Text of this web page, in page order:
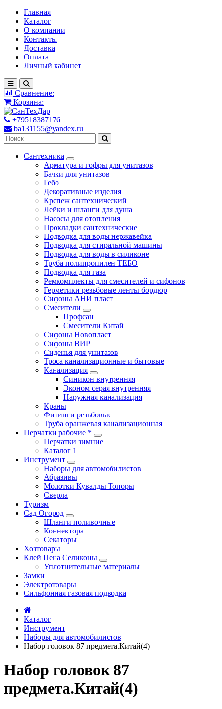
Главная
Каталог
О компании
Контакты
Доставка
Оплата
Личный кабинет
Сравнение:
Корзина:
+79518387176
ba131155@yandex.ru
Сантехника
Арматура и гофры для унитазов
Бачки для унитазов
Гебо
Декоративные изделия
Крепеж сантехнический
Лейки и шланги для душа
Насосы для отопления
Прокладки сантехнические
Подводка для воды нержавейка
Подводка для стиральной машины
Подводка для воды в силиконе
Труба полипропилен ТЕБО
Подводка для газа
Ремкомплекты для смесителей и сифонов
Герметики резьбовые ленты бордюр
Сифоны АНИ пласт
Смесители
Профсан
Смесители Китай
Сифоны Новопласт
Сифоны ВИР
Сиденья для унитазов
Троса канализационные и бытовые
Канализация
Синикон внутренняя
Эконом серая внутренняя
Наружная канализация
Краны
Фитинги резьбовые
Труба оранжевая канализационная
Перчатки рабочие *
Перчатки зимние
Каталог 1
Инструмент
Наборы для автомобилистов
Абразивы
Молотки Кувалды Топоры
Сверла
Туризм
Сад Огород
Шланги поливочные
Коннектора
Секаторы
Хозтовары
Клей Пена Селиконы
Уплотнительные материалы
Замки
Электротовары
Сильфонная газовая подводка
Каталог
Инструмент
Наборы для автомобилистов
Набор головок 87 предмета.Китай(4)
Набор головок 87
предмета.Китай(4)